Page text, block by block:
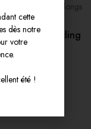
shorts et cuissards longs
sans
Elite Ultra Cycling
cette
dès notre
votre
été !